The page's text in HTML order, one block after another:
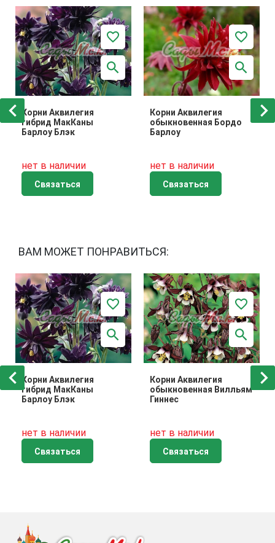
Корни Аквилегия
гибрид МакКаны
Барлоу Блэк
нет в наличии
Связаться
Корни Аквилегия
обыкновенная Бордо
Барлоу
нет в наличии
Связаться
ВАМ МОЖЕТ ПОНРАВИТЬСЯ:
Корни Аквилегия
гибрид МакКаны
Барлоу Блэк
нет в наличии
Связаться
Корни Аквилегия
обыкновенная Вилльям
Гиннес
нет в наличии
Связаться